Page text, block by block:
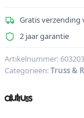
Transport
Ridge
aantal
Gratis verzending
2 jaar garantie
Artikelnummer:
Categorieën:Truss &